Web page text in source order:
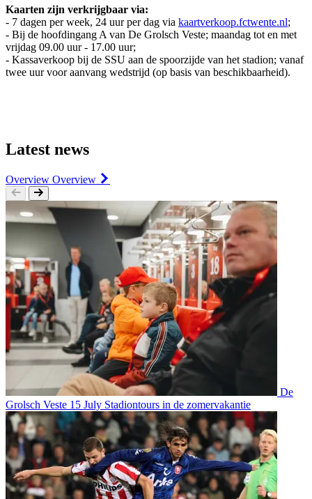
Kaarten zijn verkrijgbaar via:
- 7 dagen per week, 24 uur per dag via kaartverkoop.fctwente.nl;
- Bij de hoofdingang A van De Grolsch Veste; maandag tot en met
vrijdag 09.00 uur - 17.00 uur;
- Kassaverkoop bij de SSU aan de spoorzijde van het stadion; vanaf
twee uur voor aanvang wedstrijd (op basis van beschikbaarheid).
Latest news
Overview Overview
De
Grolsch Veste 15 July Stadiontours in de zomervakantie